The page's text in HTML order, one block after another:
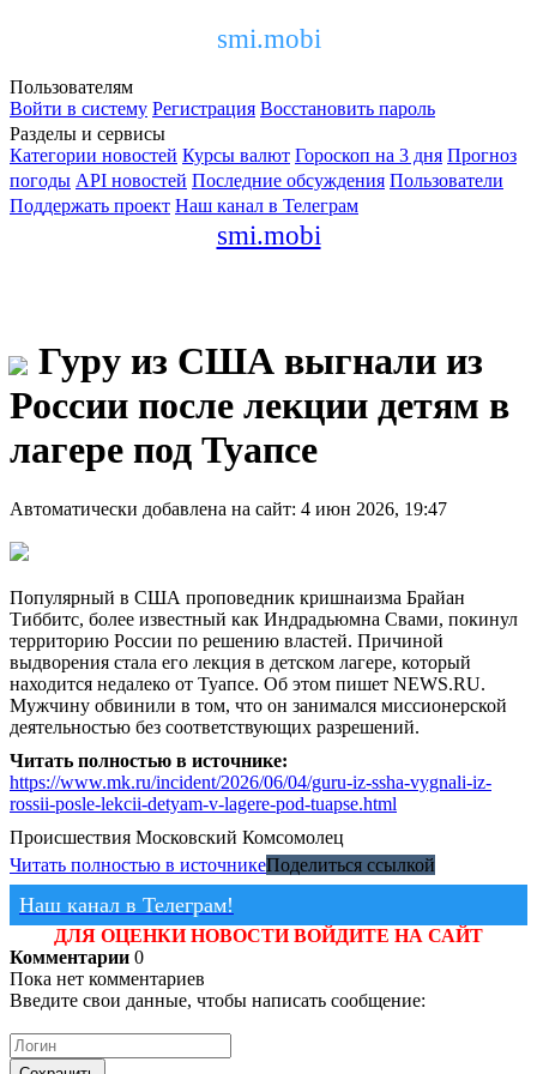
smi.mobi
Пользователям
Войти в систему Регистрация Восстановить пароль
Разделы и сервисы
Категории новостей Курсы валют Гороскоп на 3 дня Прогноз
погоды API новостей Последние обсуждения Пользователи
Поддержать проект Наш канал в Телеграм
smi.mobi
Гуру из США выгнали из
России после лекции детям в
лагере под Туапсе
Автоматически добавлена на сайт: 4 июн 2026, 19:47
Популярный в США проповедник кришнаизма Брайан
Тиббитс, более известный как Индрадьюмна Свами, покинул
территорию России по решению властей. Причиной
выдворения стала его лекция в детском лагере, который
находится недалеко от Туапсе. Об этом пишет NEWS.RU.
Мужчину обвинили в том, что он занимался миссионерской
деятельностью без соответствующих разрешений.
Читать полностью в источнике:
https://www.mk.ru/incident/2026/06/04/guru-iz-ssha-vygnali-iz-
rossii-posle-lekcii-detyam-v-lagere-pod-tuapse.html
Происшествия Московский Комсомолец
Читать полностью в источникеПоделиться ссылкой
Наш канал в Телеграм!
ДЛЯ ОЦЕНКИ НОВОСТИ ВОЙДИТЕ НА САЙТ
Комментарии 0
Пока нет комментариев
Введите свои данные, чтобы написать сообщение: